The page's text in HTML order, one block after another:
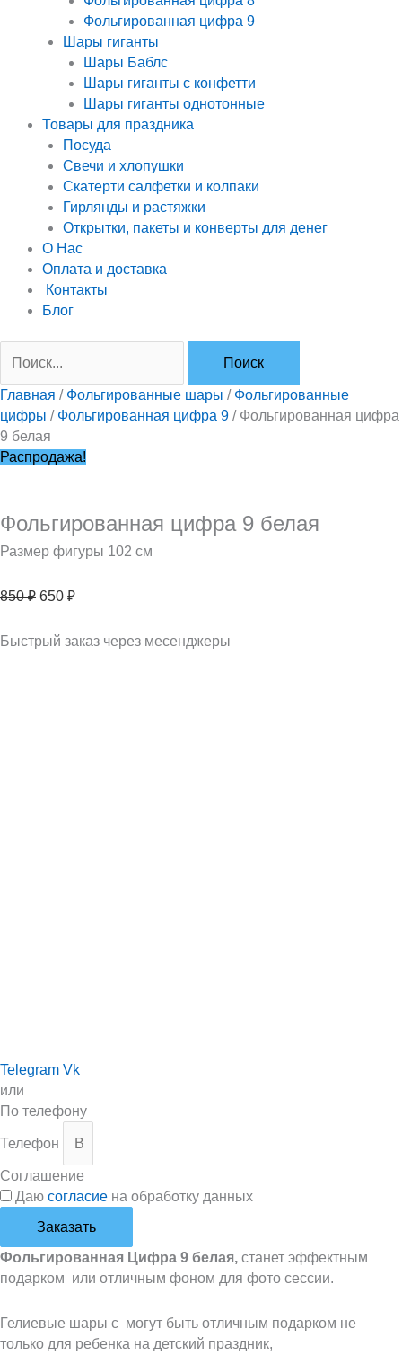
Фольгированная цифра 9
Шары гиганты
Шары Баблс
Шары гиганты с конфетти
Шары гиганты однотонные
Товары для праздника
Посуда
Свечи и хлопушки
Скатерти салфетки и колпаки
Гирлянды и растяжки
Открытки, пакеты и конверты для денег
О Нас
Оплата и доставка
Контакты
Блог
Главная / Фольгированные шары / Фольгированные
цифры / Фольгированная цифра 9 / Фольгированная цифра
9 белая
Распродажа!
Фольгированная цифра 9 белая
Размер фигуры 102 см
850₽ 650 ₽
Быстрый заказ через месенджеры
Telegram Vk
или
По телефону
Телефон
Соглашение
Даю согласие на обработку данных
Заказать
Фольгированная Цифра 9 белая, станет эффектным
подарком или отличным фоном для фото сессии.
Гелиевые шары с могут быть отличным подарком не
только для ребенка на детский праздник,